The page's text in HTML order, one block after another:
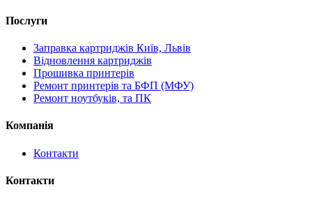
Послуги
Заправка картриджів Київ, Львів
Відновлення картриджів
Прошивка принтерів
Ремонт принтерів та БФП (МФУ)
Ремонт ноутбуків, та ПК
Компанія
Контакти
Контакти